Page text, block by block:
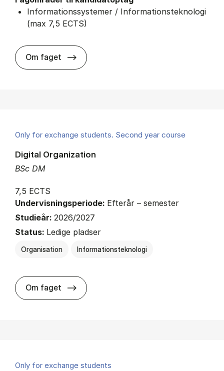
Informationssystemer / Informationsteknologi
(max 7,5 ECTS)
Om faget about
Only for exchange students. Second year course
BSc DM
Digital Organization
7,5 ECTS
Undervisningsperiode: Efterår – semester
Studieår: 2026/2027
Status: Ledige pladser
Organisation Informationsteknologi
Om faget about
Only for exchange students